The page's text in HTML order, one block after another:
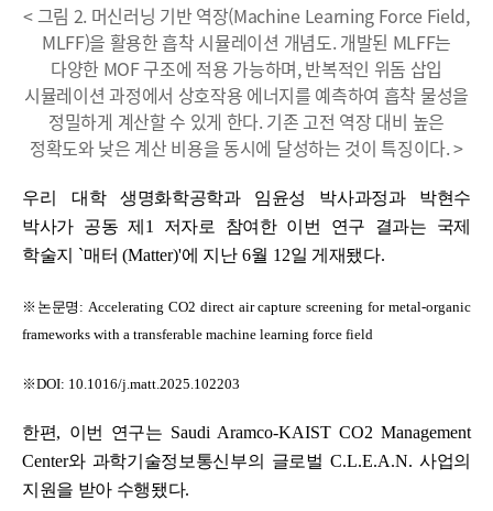
< 그림 2. 머신러닝 기반 역장(Machine Learning Force Field,
MLFF)을 활용한 흡착 시뮬레이션 개념도. 개발된 MLFF는
다양한 MOF 구조에 적용 가능하며, 반복적인 위돔 삽입
시뮬레이션 과정에서 상호작용 에너지를 예측하여 흡착 물성을
정밀하게 계산할 수 있게 한다. 기존 고전 역장 대비 높은
정확도와 낮은 계산 비용을 동시에 달성하는 것이 특징이다. >
우리 대학생명화학공학과 임윤성 박사과정과 박현수
박사가 공동 제 1 저자로 참여한 이번 연구 결과는 국제
학술지
`매터(Matter)'에 지난6월 12일 게재됐다.
※ 논문명 : Accelerating CO2 direct air capture screening for metal-organic
frameworks with a transferable machine learning force field
※DOI: 10.1016/j.matt.2025.102203
한편, 이번 연구는 Saudi Aramco-KAIST CO2 Management
Center와 과학기술정보통신부의 글로벌 C.L.E.A.N. 사업의
지원을 받아 수행됐다.